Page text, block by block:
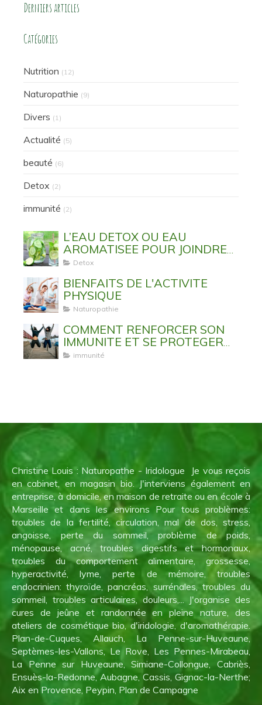
Derniers articles
Catégories
Nutrition (12)
Naturopathie (9)
Divers (1)
Actualité (5)
beauté (6)
Detox (2)
immunité (2)
L’EAU DETOX OU EAU
AROMATISEE POUR JOINDRE
L’UTILE A L’AGREABLE
Detox
BIENFAITS DE L'ACTIVITE
PHYSIQUE
Naturopathie
COMMENT RENFORCER SON
IMMUNITE ET SE PROTEGER
DES VIRUS ET MALADIES
immunité
Christine Louis : Naturopathe - Iridologue Je vous reçois
en cabinet, en magasin bio. J'interviens également en
entreprise, à domicile, en maison de retraite ou en école à
Marseille et dans les environs Pour tous problèmes:
troubles de la fertilité, circulation, mal de dos, stress,
angoisse, perte du sommeil, problème de poids,
ménopause, acné, troubles digestifs et hormonaux,
troubles du comportement alimentaire, grossesse,
hyperactivité, lyme, perte de mémoire, troubles
endocrinien: thyroïde, pancréas, surrénales, troubles du
sommeil, troubles articulaires, douleurs,... J'organise des
cures de jeûne et randonnée en pleine nature, des
ateliers de cosmétique bio, d'iridologie, d'aromathérapie.
Plan-de-Cuques, Allauch, La Penne-sur-Huveaune,
Septèmes-les-Vallons, Le Rove, Les Pennes-Mirabeau,
La Penne sur Huveaune, Simiane-Collongue, Cabriès,
Ensuès-la-Redonne, Aubagne, Cassis, Gignac-la-Nerthe;
Aix en Provence, Peypin, Plan de Campagne